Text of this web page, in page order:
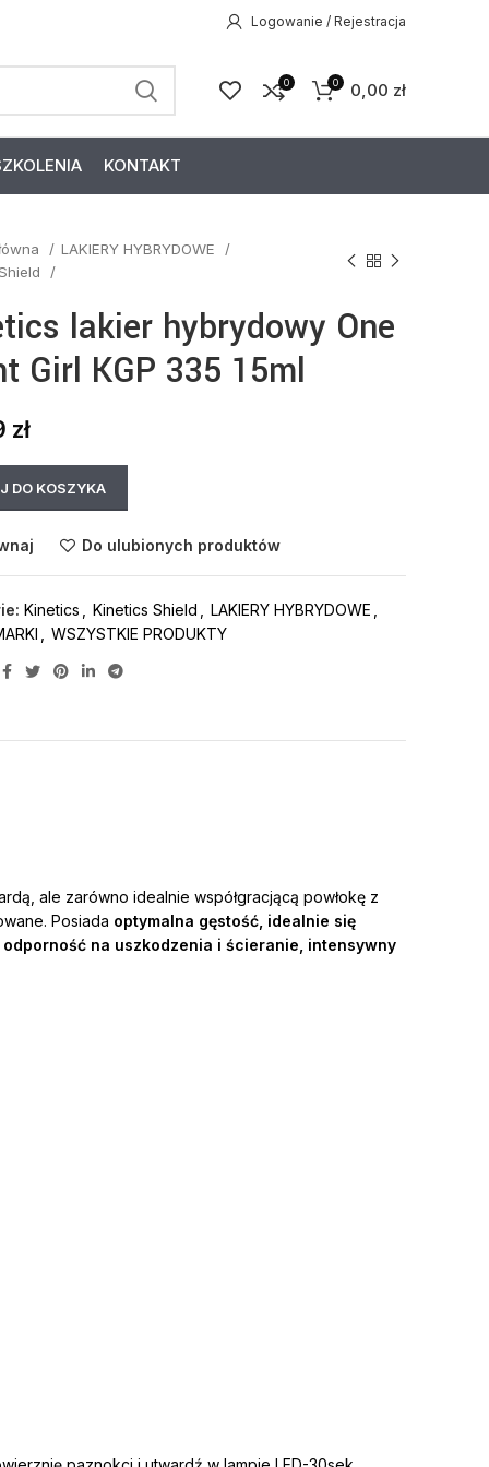
Logowanie / Rejestracja
0 0 0,00 zł
KONTAKT
LAKIERY HYBRYDOWE
lakier hybrydowy One
Girl KGP 335 15ml
zł
DO KOSZYKA
Do ulubionych produktów
Kinetics Kinetics Shield LAKIERY HYBRYDOWE
WSZYSTKIE PRODUKTY
ale zarówno idealnie współgracjącą powłokę z
Posiada optymalna gęstość, idealnie się
odporność na uszkodzenia i ścieranie, intensywny